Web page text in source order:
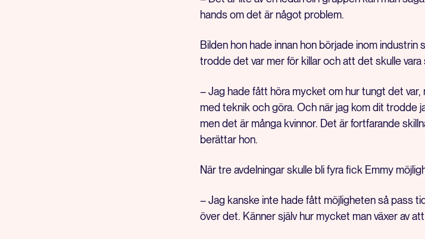
hands om det är något problem.
Bilden hon hade innan hon började inom industrin
trodde det var mer för killar och att det skulle
– Jag hade fått höra mycket om hur tungt det
med teknik och göra. Och när jag kom dit trodde
men det är många kvinnor. Det är fortfarande
berättar hon.
När tre avdelningar skulle bli fyra fick Emmy
– Jag kanske inte hade fått möjligheten så pass
över det. Känner själv hur mycket man växer av